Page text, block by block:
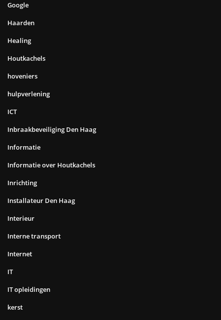
Google
Haarden
Healing
Houtkachels
hoveniers
hulpverlening
ICT
Inbraakbeveiliging Den Haag
Informatie
Informatie over Houtkachels
Inrichting
Installateur Den Haag
Interieur
Interne transport
Internet
IT
IT opleidingen
kerst